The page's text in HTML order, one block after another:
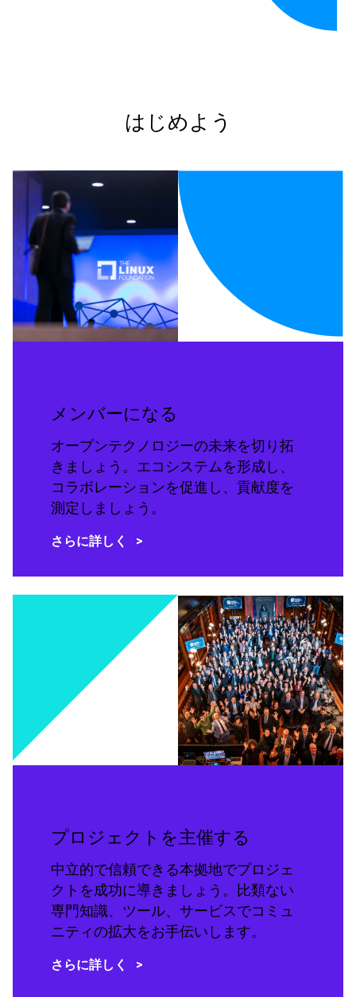
はじめよう
メンバーになる
オープンテクノロジーの未来を切り拓
きましょう。エコシステムを形成し、
コラボレーションを促進し、貢献度を
測定しましょう。
さらに詳しく
プロジェクトを主催する
中立的で信頼できる本拠地でプロジェ
クトを成功に導きましょう。比類ない
専門知識、ツール、サービスでコミュ
ニティの拡大をお手伝いします。
さらに詳しく